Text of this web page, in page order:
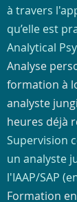
à travers
qu’elle est
Analytical
Analyse
formation à
analyste
heures déjà
Supervision
un analyste
l'IAAP/SAP
Formation